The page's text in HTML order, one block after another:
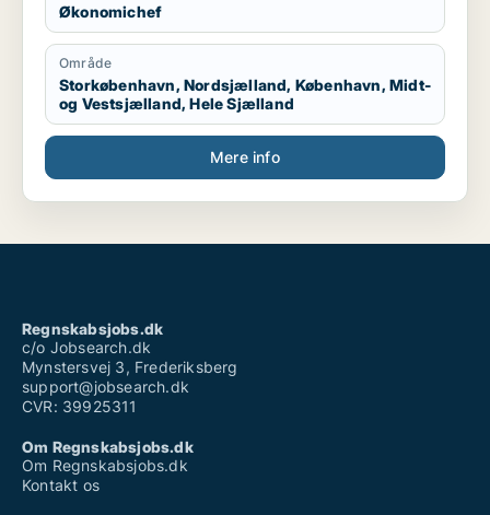
Økonomichef
Område
Storkøbenhavn, Nordsjælland, København, Midt-
og Vestsjælland, Hele Sjælland
Mere info
Regnskabsjobs.dk
c/o Jobsearch.dk
Mynstersvej 3, Frederiksberg
support@jobsearch.dk
CVR: 39925311
Om Regnskabsjobs.dk
Om Regnskabsjobs.dk
Kontakt os